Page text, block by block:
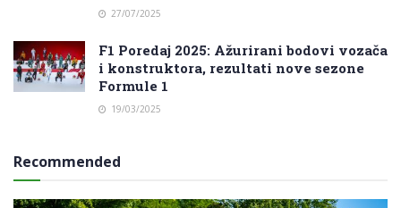
27/07/2025
F1 Poredaj 2025: Ažurirani bodovi vozača
i konstruktora, rezultati nove sezone
Formule 1
19/03/2025
Recommended